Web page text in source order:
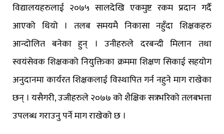
विद्यालयहरुलाई २०७५ सालदेखि एकमुष्ट रकम प्रदान गर्दै
आएको थियो । तलब समयमै निकासा नहुँदा शिक्षकहरु
आन्दोलित बनेका हुन् । उनीहरुले दरबन्दी मिलान तथा
स्वयंसेवक शिक्षकको नियुक्तिका क्रममा शिक्षण सिकाई सहयोग
अनुदानमा कार्यरत शिक्षकलाई विस्थापित गर्न नहुने माग राखेका
छन् । यसैगरी, उजीहरुले २०७७ को शैक्षिक सत्रभरिको तलबभत्ता
उपलब्ध गराउनु पर्ने माग राखेको छ ।